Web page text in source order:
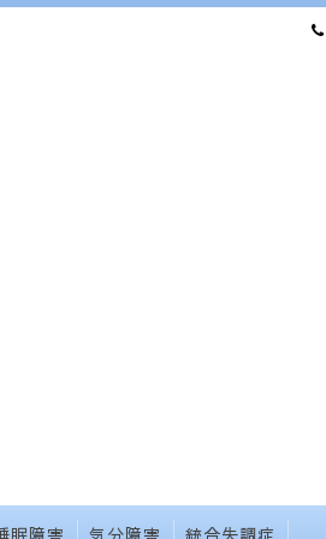
眠障害 気分障害 統合失調症